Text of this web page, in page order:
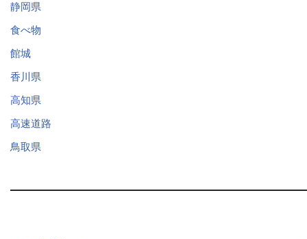
静岡県
食べ物
館城
香川県
高知県
高速道路
鳥取県